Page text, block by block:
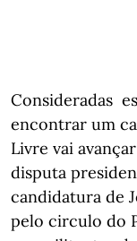
Consideradas
encontrar um
Livre vai
disputa
candidatura de
pelo circulo do